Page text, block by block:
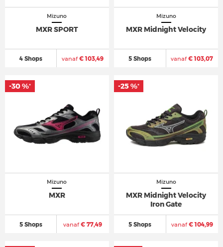
Mizuno
MXR SPORT
4 Shops vanaf€ 103,49
Mizuno
MXR Midnight Velocity
5 Shops vanaf€ 103,07
Mizuno
MXR
5 Shops vanaf€ 77,49
-30 %*
-30 %*
Mizuno
MXR Midnight Velocity
Iron Gate
5 Shops vanaf€ 104,99
-25 %*
-25 %*